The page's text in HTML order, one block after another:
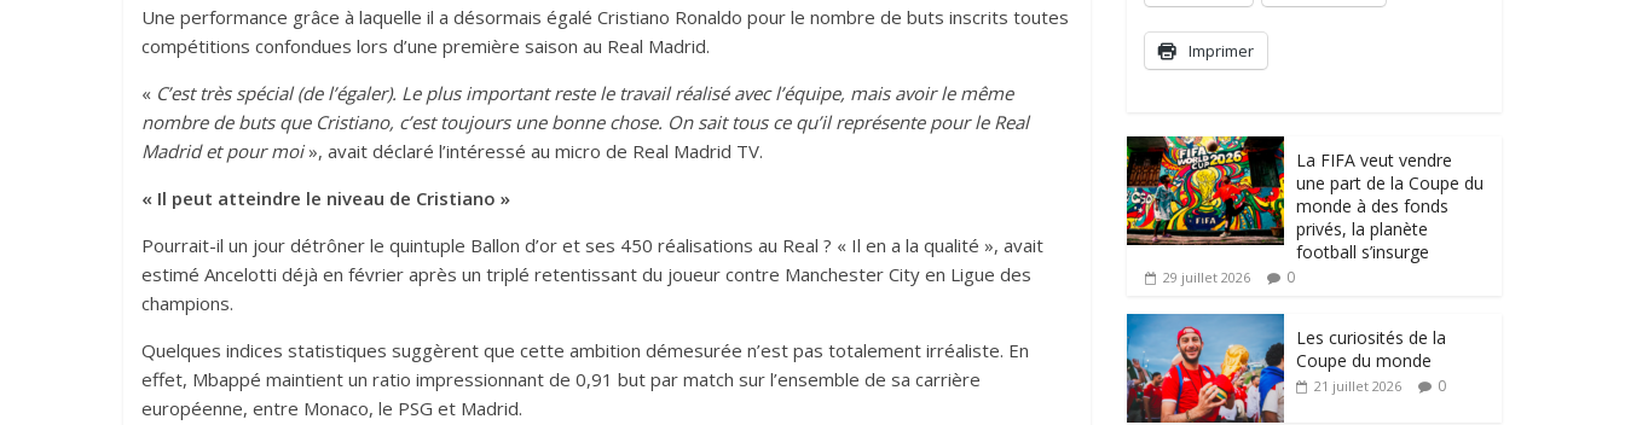
Une performance grâce à laquelle il a désormais égalé Cristiano Ronaldo pour le nombre de buts inscrits toutes
compétitions confondues lors d’une première saison au Real Madrid.
« C’est très spécial (de l’égaler). Le plus important reste le travail réalisé avec l’équipe, mais avoir le même
nombre de buts que Cristiano, c’est toujours une bonne chose. On sait tous ce qu’il représente pour le Real
Madrid et pour moi», avait déclaré l’intéressé au micro de Real Madrid TV.
« Il peut atteindre le niveau de Cristiano »
Pourrait-il un jour détrôner le quintuple Ballon d’or et ses 450 réalisations au Real ? « Il en a la qualité », avait
estimé Ancelotti déjà en février après un triplé retentissant du joueur contre Manchester City en Ligue des
champions.
Quelques indices statistiques suggèrent que cette ambition démesurée n’est pas totalement irréaliste. En
effet, Mbappé maintient un ratio impressionnant de 0,91 but par match sur l’ensemble de sa carrière
européenne, entre Monaco, le PSG et Madrid.
Imprimer
La FIFA veut vendre
une part de la Coupe du
monde à des fonds
privés, la planète
football s’insurge
29 juillet 2026 0
Les curiosités de la
Coupe du monde
21 juillet 2026 0